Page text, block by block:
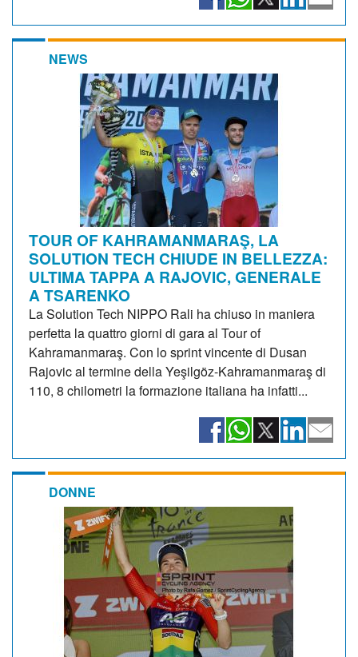
NEWS
TOUR OF KAHRAMANMARAŞ, LA
SOLUTION TECH CHIUDE IN BELLEZZA:
ULTIMA TAPPA A RAJOVIC, GENERALE
A TSARENKO
La Solution Tech NIPPO Rali ha chiuso in maniera
perfetta la quattro giorni di gara al Tour of
Kahramanmaraş. Con lo sprint vincente di Dusan
Rajovic al termine della Yeşilgöz-Kahramanmaraş di
110, 8 chilometri la formazione italiana ha infatti...
DONNE